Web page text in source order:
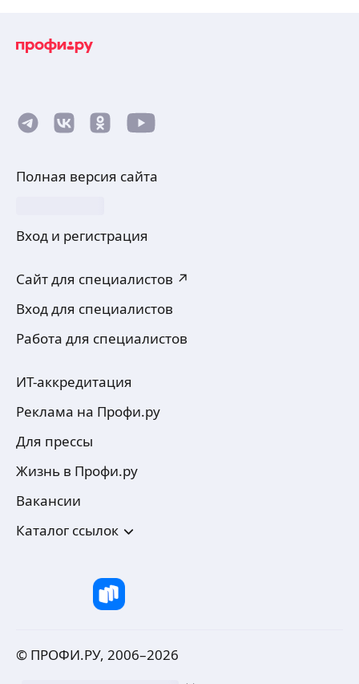
Полная версия сайта
Вход и регистрация
Сайт для специалистов ↗
Вход для специалистов
Работа для специалистов
ИТ-аккредитация
Реклама на Профи.ру
Для прессы
Жизнь в Профи.ру
Вакансии
Каталог ссылок
© ПРОФИ.РУ, 2006–2026